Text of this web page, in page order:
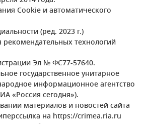
Cookie и автоматического
(ред. 2023 г.)
технологий
Эл № ФС77-57640.
государственное унитарное
информационное агентство
«Россия сегодня»).
материалов и новостей сайта
на https://crimea.ria.ru